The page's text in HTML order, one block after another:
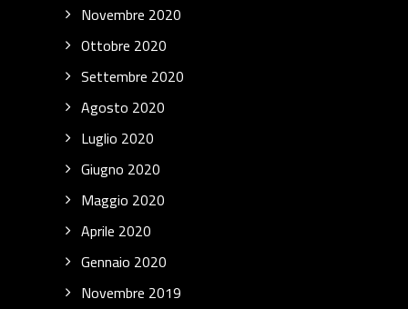
Novembre 2020
Ottobre 2020
Settembre 2020
Agosto 2020
Luglio 2020
Giugno 2020
Maggio 2020
Aprile 2020
Gennaio 2020
Novembre 2019